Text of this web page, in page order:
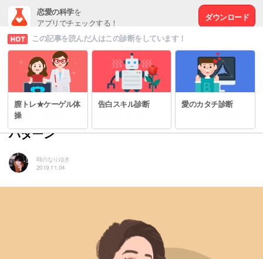
恋愛の科学を
アプリでチェックする！
ダウンロード
# 脈なしから脈ありへ
脈あり確定！女性が好きな人にだけする行動8
パターン
時のなりゆき
2019.11.04
この記事を読んだ人はこの診断をしています！
膣トレ★ケーゲル体
操
告白スキル診断 愛のカタチ診断